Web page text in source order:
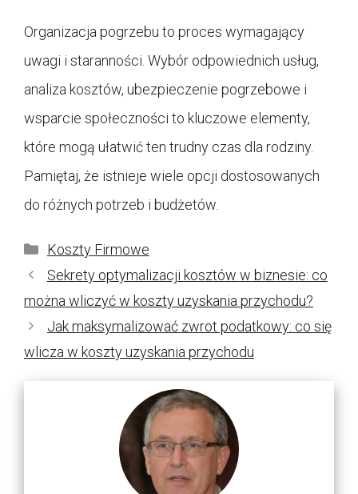
Organizacja pogrzebu to proces wymagający
uwagi i staranności. Wybór odpowiednich usług,
analiza kosztów, ubezpieczenie pogrzebowe i
wsparcie społeczności to kluczowe elementy,
które mogą ułatwić ten trudny czas dla rodziny.
Pamiętaj, że istnieje wiele opcji dostosowanych
do różnych potrzeb i budżetów.
Kategorie
Koszty Firmowe
Sekrety optymalizacji kosztów w biznesie: co
można wliczyć w koszty uzyskania przychodu?
Jak maksymalizować zwrot podatkowy: co się
wlicza w koszty uzyskania przychodu